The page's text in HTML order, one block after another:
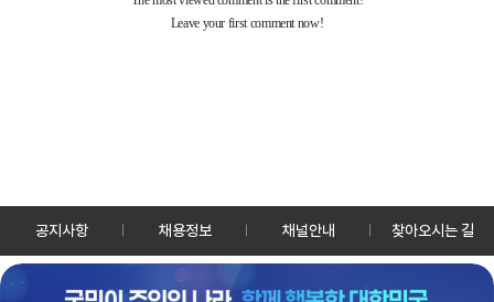
공지사항 채용정보 채널안내 찾아오시는 길
30128 세종특별자치시 정부2청사로 13 한국정책방송원 KTV